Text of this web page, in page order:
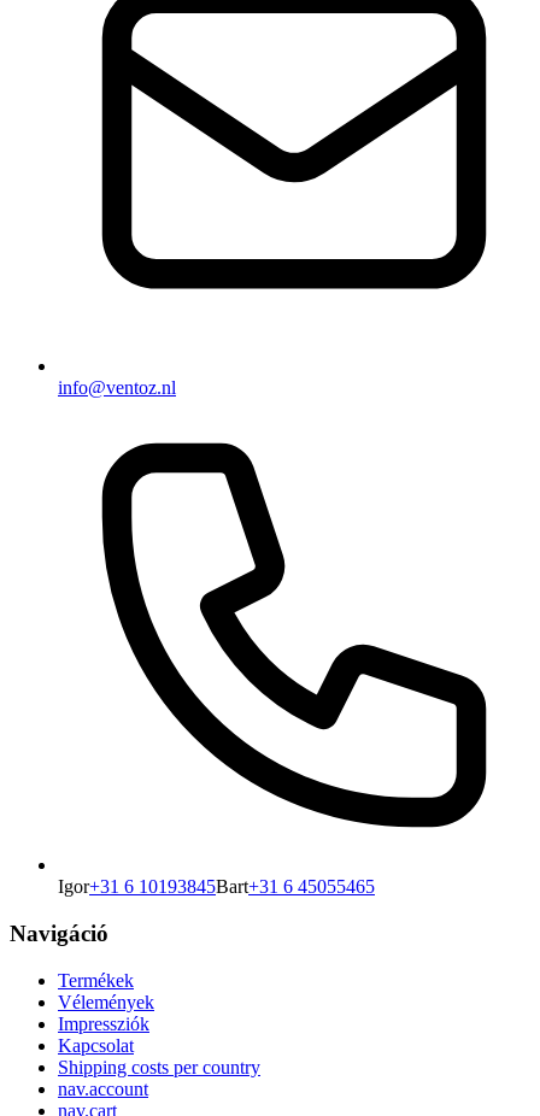
info@ventoz.nl
Igor+31 6 10193845Bart+31 6 45055465
Navigáció
Termékek
Vélemények
Impressziók
Kapcsolat
Shipping costs per country
nav.account
nav.cart